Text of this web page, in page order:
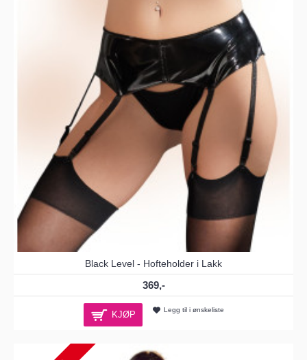
Black Level - Hofteholder i Lakk
369,-
KJØP Legg til i ønskeliste